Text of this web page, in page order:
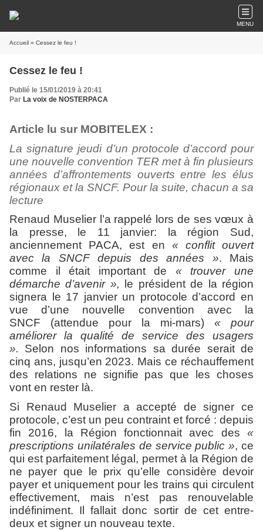
MENU
Accueil » Cessez le feu !
Cessez le feu !
Publié le 15/01/2019 à 20:41
Par La voix de NOSTERPACA
Article lu sur MOBITELEX :
La signature jeudi d’un protocole d’accord pour
une nouvelle convention TER met à fin plusieurs
années d’affrontements ouverts entre les élus
régionaux et la SNCF. Pour la suite, chacun a sa
lecture
Renaud Muselier l’a rappelé lors de ses vœux à
la presse, le 11 janvier: la région Sud,
anciennement PACA, est en « conflit ouvert
avec la SNCF depuis des années ». Mais
comme il était important de « trouver une
démarche d’avenir »,
le président de la région
signera le 17 janvier un protocole d’accord en
vue d’une nouvelle convention avec la
SNCF (attendue pour la mi-mars) « pour
améliorer la qualité de service des usagers
». Selon nos informations sa durée serait de
cinq ans, jusqu’en 2023. Mais ce réchauffement
des relations ne signifie pas que les choses
vont en rester là.
Si Renaud Muselier a accepté de signer ce
protocole, c’est un peu contraint et forcé : depuis
fin 2016, la Région fonctionnait avec des «
prescriptions unilatérales de service public », ce
qui est parfaitement légal, permet à la Région de
ne payer que le prix qu’elle considère devoir
payer et uniquement pour les trains qui circulent
effectivement, mais n’est pas renouvelable
indéfiniment. Il fallait donc sortir de cet entre-
deux et signer un nouveau texte.